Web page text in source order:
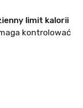
limit kalorii
kontrolować